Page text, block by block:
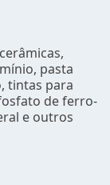
pasta
tintas para
de ferro-
e outros